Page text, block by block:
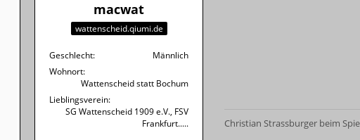
macwat
wattenscheid.qiumi.de
Geschlecht
Männlich
Wohnort
Wattenscheid statt Bochum
Lieblingsverein
SG Wattenscheid 1909 e.V., FSV
Frankfurt.....
Christian Strassburger beim